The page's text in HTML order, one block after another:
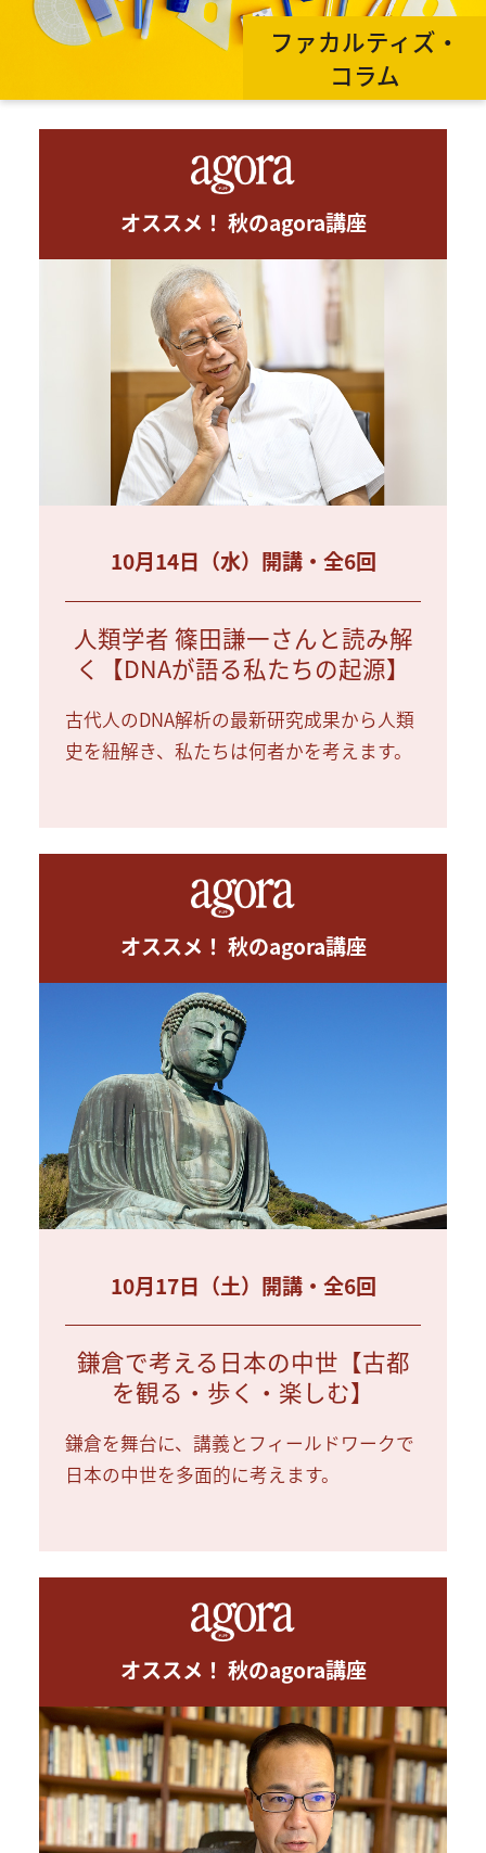
ファカルティズ・
コラム
オススメ！ 秋のagora講座
10月14日（水）開講・全6回
人類学者 篠田謙一さんと読み解
く【DNAが語る私たちの起源】
古代人のDNA解析の最新研究成果から人類
史を紐解き、私たちは何者かを考えます。
オススメ！ 秋のagora講座
10月17日（土）開講・全6回
鎌倉で考える日本の中世【古都
を観る・歩く・楽しむ】
鎌倉を舞台に、講義とフィールドワークで
日本の中世を多面的に考えます。
オススメ！ 秋のagora講座